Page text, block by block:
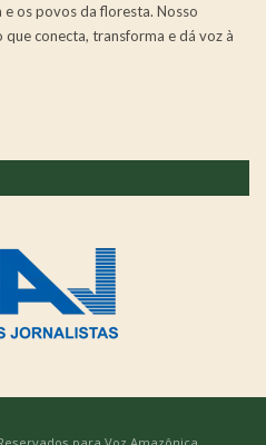
os povos da floresta. Nosso
conecta, transforma e dá voz à